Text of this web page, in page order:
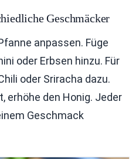
Geschmäcker
anpassen. Füge
oder Erbsen hinzu. Für
oder Sriracha dazu.
erhöhe den Honig. Jeder
Geschmack